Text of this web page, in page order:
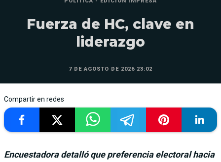
Fuerza de HC, clave en
liderazgo
7 DE AGOSTO DE 2026 23:02
Compartir en redes
Encuestadora detalló que preferencia electoral hacia